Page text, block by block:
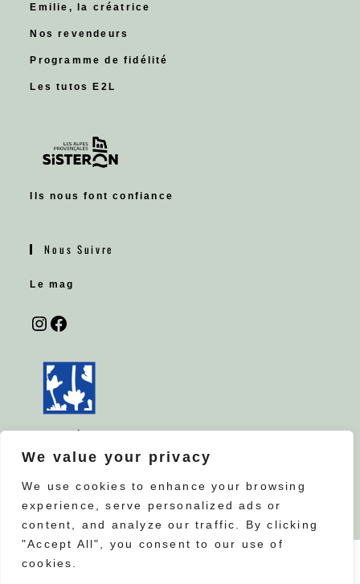
We value your privacy
We use cookies to enhance your browsing
experience, serve personalized ads or
content, and analyze our traffic. By clicking
"Accept All", you consent to our use of
cookies.
Emilie, la créatrice
Nos revendeurs
Programme de fidélité
Les tutos E2L
Ils nous font confiance
Nous Suivre
Le mag
LAVANDERAIE DES HAUTES BARONNIES
ORPIERRE – FRANCE